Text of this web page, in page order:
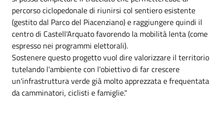
percorso ciclopedonale di riunirsi col sentiero esistente
(gestito dal Parco del Piacenziano) e raggiungere quindi il
centro di Castell'Arquato favorendo la mobilità lenta (come
espresso nei programmi elettorali).
Sostenere questo progetto vuol dire valorizzare il territorio
tutelando l'ambiente con l'obiettivo di far crescere
un'infrastruttura verde già molto apprezzata e frequentata
da camminatori, ciclisti e famiglie."